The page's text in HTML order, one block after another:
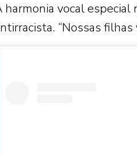
harmonia vocal especial
“Nossas filhas